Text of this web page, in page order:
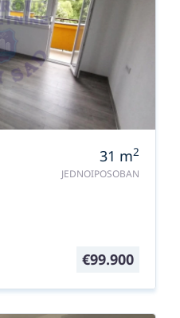
31 m2
JEDNOIPOSOBAN
€99.900